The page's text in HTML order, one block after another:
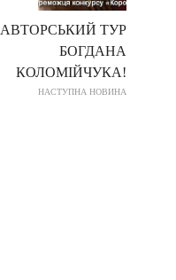
АВТОРСЬКИЙ ТУР
БОГДАНА
КОЛОМІЙЧУКА!
НАСТУПНА НОВИНА